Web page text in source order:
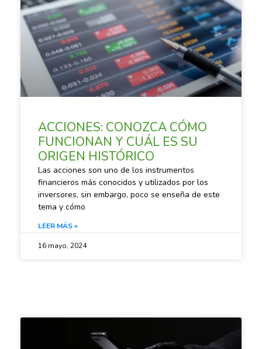
SACANDO CUENTAS
ACCIONES: CONOZCA CÓMO
FUNCIONAN Y CUÁL ES SU
ORIGEN HISTÓRICO
Las acciones son uno de los instrumentos
financieros más conocidos y utilizados por los
inversores, sin embargo, poco se enseña de este
tema y cómo
LEER MÁS »
16 mayo, 2024